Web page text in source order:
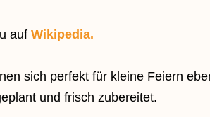
auf Wikipedia.
sich perfekt für kleine Feiern
und frisch zubereitet.